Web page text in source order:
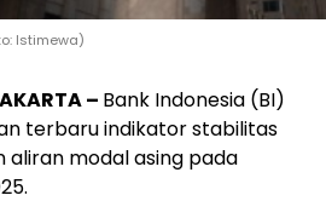
Istimewa)
– Bank Indonesia (BI)
terbaru indikator stabilitas
aliran modal asing pada